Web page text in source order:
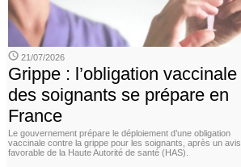
21/07/2026
Grippe : l’obligation vaccinale
des soignants se prépare en
France
Le gouvernement prépare le déploiement d’une obligation
vaccinale contre la grippe pour les soignants, après un avis
favorable de la Haute Autorité de santé (HAS).